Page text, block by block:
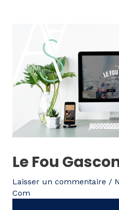
Le Fou
Laisser un commentaire /
Com